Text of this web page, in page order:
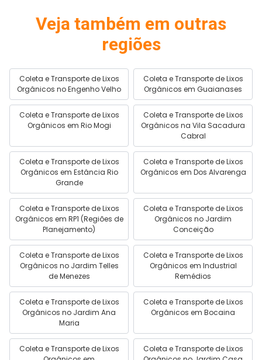
Veja também em outras
regiões
Coleta e Transporte de Lixos
Orgânicos no Engenho Velho
Coleta e Transporte de Lixos
Orgânicos em Guaianases
Coleta e Transporte de Lixos
Orgânicos em Rio Mogi
Coleta e Transporte de Lixos
Orgânicos na Vila Sacadura
Cabral
Coleta e Transporte de Lixos
Orgânicos em Estância Rio
Grande
Coleta e Transporte de Lixos
Orgânicos em Dos Alvarenga
Coleta e Transporte de Lixos
Orgânicos em RP1 (Regiões de
Planejamento)
Coleta e Transporte de Lixos
Orgânicos no Jardim
Conceição
Coleta e Transporte de Lixos
Orgânicos no Jardim Telles
de Menezes
Coleta e Transporte de Lixos
Orgânicos em Industrial
Remédios
Coleta e Transporte de Lixos
Orgânicos no Jardim Ana
Maria
Coleta e Transporte de Lixos
Orgânicos em Bocaina
Coleta e Transporte de Lixos
Coleta e Transporte de Lixos